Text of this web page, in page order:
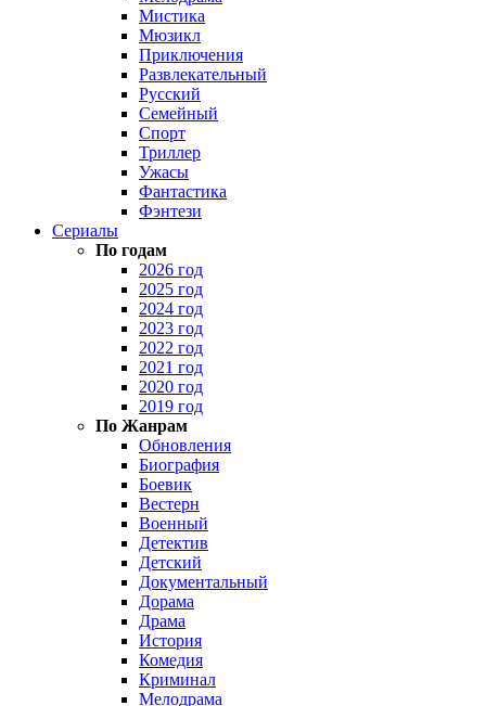
Мистика
Мюзикл
Приключения
Развлекательный
Русский
Семейный
Спорт
Триллер
Ужасы
Фантастика
Фэнтези
Сериалы
По годам
2026 год
2025 год
2024 год
2023 год
2022 год
2021 год
2020 год
2019 год
По Жанрам
Обновления
Биография
Боевик
Вестерн
Военный
Детектив
Детский
Документальный
Дорама
Драма
История
Комедия
Криминал
Мелодрама